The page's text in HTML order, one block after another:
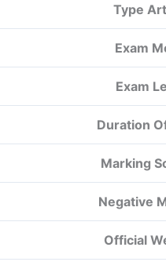
Type
Exam
Exam
Duration
Marking
Negative
Official